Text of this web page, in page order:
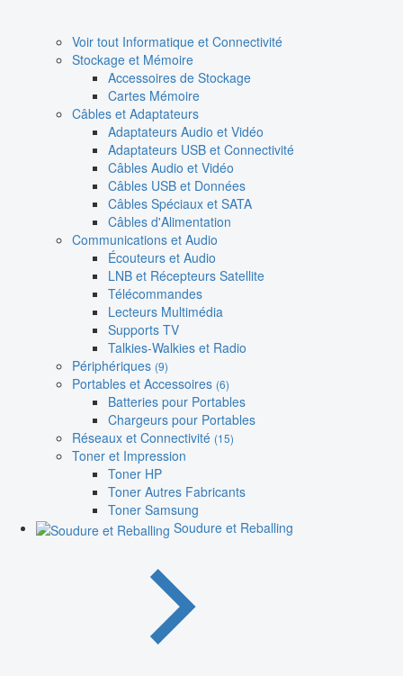
Voir tout Informatique et Connectivité
Stockage et Mémoire
Accessoires de Stockage
Cartes Mémoire
Câbles et Adaptateurs
Adaptateurs Audio et Vidéo
Adaptateurs USB et Connectivité
Câbles Audio et Vidéo
Câbles USB et Données
Câbles Spéciaux et SATA
Câbles d'Alimentation
Communications et Audio
Écouteurs et Audio
LNB et Récepteurs Satellite
Télécommandes
Lecteurs Multimédia
Supports TV
Talkies-Walkies et Radio
Périphériques (9)
Portables et Accessoires (6)
Batteries pour Portables
Chargeurs pour Portables
Réseaux et Connectivité (15)
Toner et Impression
Toner HP
Toner Autres Fabricants
Toner Samsung
Soudure et Reballing